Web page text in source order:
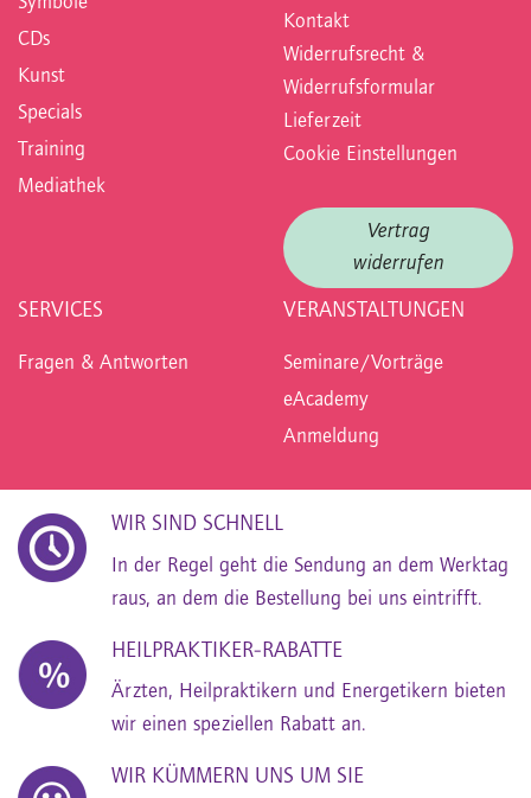
CDs
Kunst
Specials
Training
Mediathek
Kontakt
Widerrufsrecht &
Widerrufsformular
Lieferzeit
Cookie Einstellungen
Vertrag
widerrufen
SERVICES
Fragen & Antworten
VERANSTALTUNGEN
Seminare/Vorträge
eAcademy
Anmeldung
WIR SIND SCHNELL
In der Regel geht die Sendung an dem Werktag
raus, an dem die Bestellung bei uns eintrifft.
HEILPRAKTIKER-RABATTE
Ärzten, Heilpraktikern und Energetikern bieten
wir einen speziellen Rabatt an.
WIR KÜMMERN UNS UM SIE